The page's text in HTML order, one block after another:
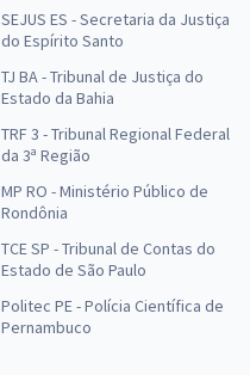
SEJUS ES - Secretaria da Justiça
do Espírito Santo
TJ BA - Tribunal de Justiça do
Estado da Bahia
TRF 3 - Tribunal Regional Federal
da 3ª Região
MP RO - Ministério Público de
Rondônia
TCE SP - Tribunal de Contas do
Estado de São Paulo
Politec PE - Polícia Científica de
Pernambuco